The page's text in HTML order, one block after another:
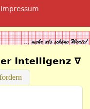
Impressum
Intelligenz ∇